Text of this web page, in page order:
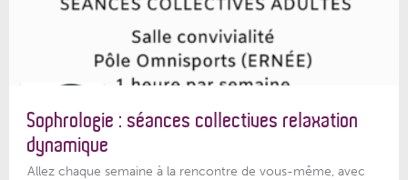
Sophrologie : séances collectives relaxation
dynamique
Allez chaque semaine à la rencontre de vous-même, avec